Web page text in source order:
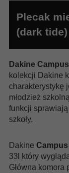
Plecak
(dark tide)
Dakine
kolekcji Dakine
charakterystykę
młodzież
funkcji
szkoły.
Dakine Campus
33l który
Główna komora